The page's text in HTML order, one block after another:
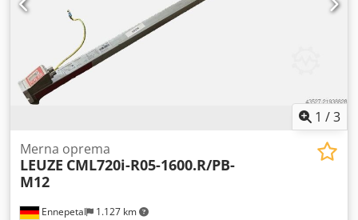
1 /3
Ennepetal 1.127 km
Merna oprema
LEUZE CML720i-R05-1600.R/PB-
M12